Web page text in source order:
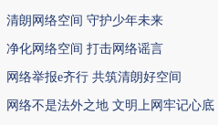
清朗网络空间 守护少年未来
净化网络空间 打击网络谣言
网络举报e齐行 共筑清朗好空间
网络不是法外之地 文明上网牢记心底